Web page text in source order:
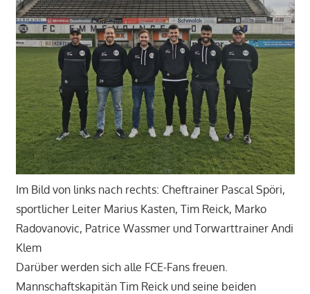
Im Bild von links nach rechts: Cheftrainer Pascal Spöri,
sportlicher Leiter Marius Kasten, Tim Reick, Marko
Radovanovic, Patrice Wassmer und Torwarttrainer Andi
Klem
Darüber werden sich alle FCE-Fans freuen.
Mannschaftskapitän Tim Reick und seine beiden